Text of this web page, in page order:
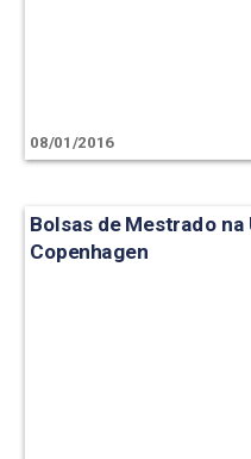
08/01/2016
Bolsas de Mestrado
Copenhagen